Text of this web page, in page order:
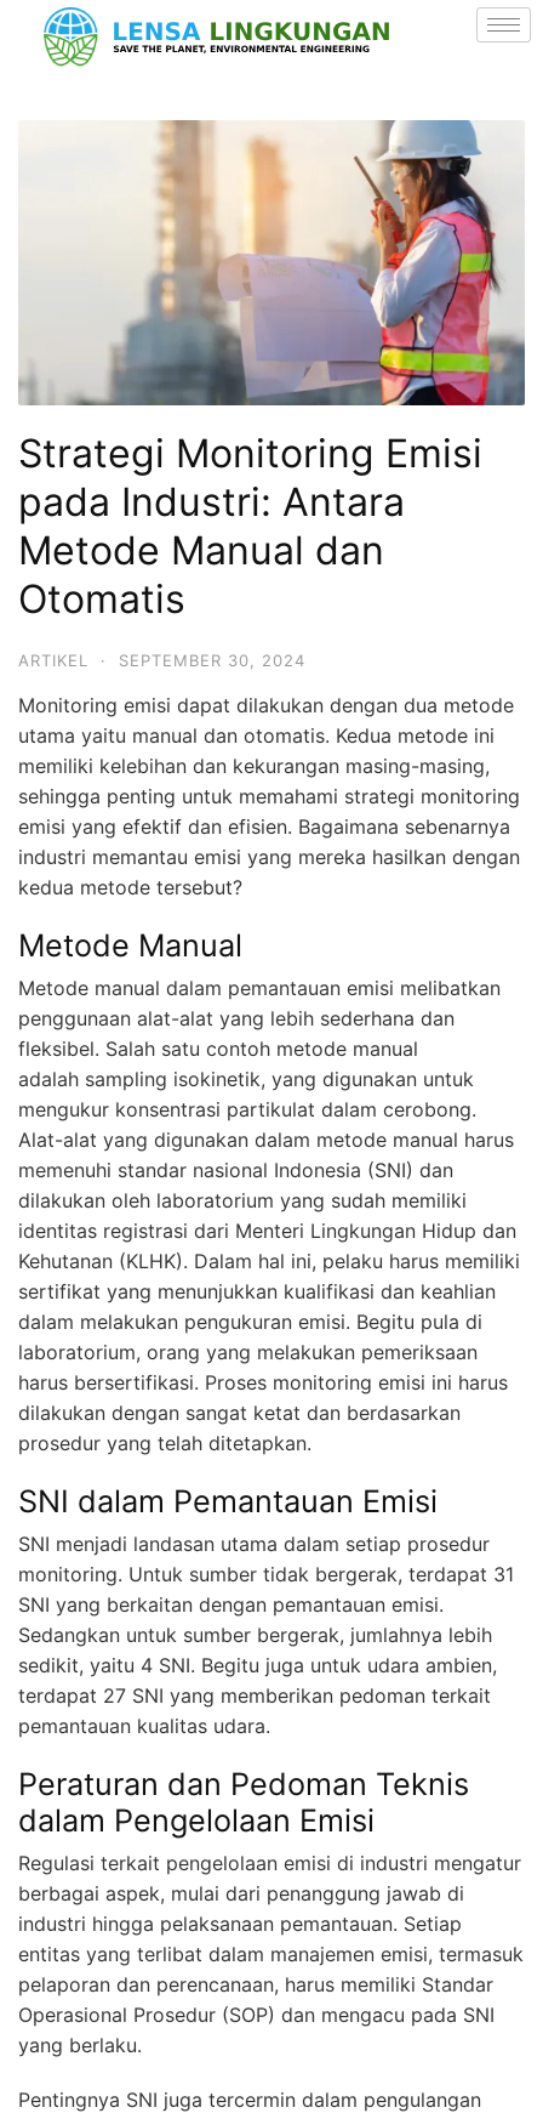
Strategi Monitoring Emisi
pada Industri: Antara
Metode Manual dan
Otomatis
ARTIKEL · SEPTEMBER 30, 2024
Monitoring emisi dapat dilakukan dengan dua metode
utama yaitu manual dan otomatis. Kedua metode ini
memiliki kelebihan dan kekurangan masing-masing,
sehingga penting untuk memahami strategi monitoring
emisi yang efektif dan efisien. Bagaimana sebenarnya
industri memantau emisi yang mereka hasilkan dengan
kedua metode tersebut?
Metode Manual
Metode manual dalam pemantauan emisi melibatkan
penggunaan alat-alat yang lebih sederhana dan
fleksibel. Salah satu contoh metode manual
adalah sampling isokinetik, yang digunakan untuk
mengukur konsentrasi partikulat dalam cerobong.
Alat-alat yang digunakan dalam metode manual harus
memenuhi standar nasional Indonesia (SNI) dan
dilakukan oleh laboratorium yang sudah memiliki
identitas registrasi dari Menteri Lingkungan Hidup dan
Kehutanan (KLHK). Dalam hal ini, pelaku harus memiliki
sertifikat yang menunjukkan kualifikasi dan keahlian
dalam melakukan pengukuran emisi. Begitu pula di
laboratorium, orang yang melakukan pemeriksaan
harus bersertifikasi. Proses monitoring emisi ini harus
dilakukan dengan sangat ketat dan berdasarkan
prosedur yang telah ditetapkan.
SNI dalam Pemantauan Emisi
SNI menjadi landasan utama dalam setiap prosedur
monitoring. Untuk sumber tidak bergerak, terdapat 31
SNI yang berkaitan dengan pemantauan emisi.
Sedangkan untuk sumber bergerak, jumlahnya lebih
sedikit, yaitu 4 SNI. Begitu juga untuk udara ambien,
terdapat 27 SNI yang memberikan pedoman terkait
pemantauan kualitas udara.
Peraturan dan Pedoman Teknis
dalam Pengelolaan Emisi
Regulasi terkait pengelolaan emisi di industri mengatur
berbagai aspek, mulai dari penanggung jawab di
industri hingga pelaksanaan pemantauan. Setiap
entitas yang terlibat dalam manajemen emisi, termasuk
pelaporan dan perencanaan, harus memiliki Standar
Operasional Prosedur (SOP) dan mengacu pada SNI
yang berlaku.
Pentingnya SNI juga tercermin dalam pengulangan